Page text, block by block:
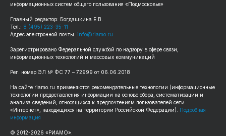
информационных систем общего пользования «Подмосковье»
Главный редактор: Богдашкина Е.В.
Тел.: 8 (495) 223-35-11
Адрес электронной почты: info@riamo.ru
Зарегистрировано Федеральной службой по надзору в сфере связи,
информационных технологий и массовых коммуникаций
Рег. номер ЭЛ № ФС 77 – 72999 от 06.06.2018
На сайте riamo.ru применяются рекомендательные технологии (информационные
технологии предоставления информации на основе сбора, систематизации и
анализа сведений, относящихся к предпочтениям пользователей сети
«Интернет», находящихся на территории Российской Федерации). Подробная
информация
© 2012-2026 «РИАМО».